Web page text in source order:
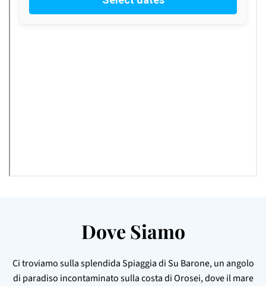
Dove Siamo
Ci troviamo sulla splendida Spiaggia di Su Barone, un angolo
di paradiso incontaminato sulla costa di Orosei, dove il mare